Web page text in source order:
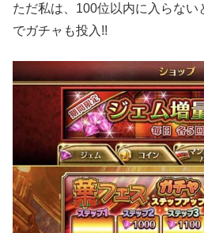
ただ私は、100位以内に入らない
でガチャも投入!!